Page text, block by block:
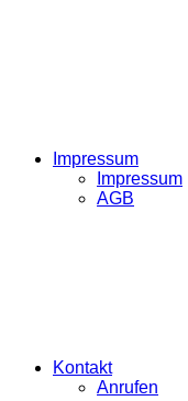
Impressum
Impressum
AGB
Kontakt
Anrufen